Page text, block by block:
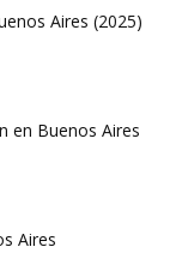
Aires (2025)
en Buenos Aires
Aires